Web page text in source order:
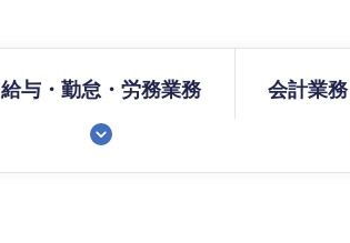
給与・勤怠・労務業務 会計業務